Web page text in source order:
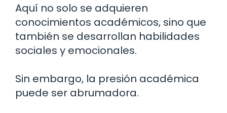
Aquí no solo se adquieren
conocimientos académicos, sino que
también se desarrollan habilidades
sociales y emocionales.
Sin embargo, la presión académica
puede ser abrumadora.